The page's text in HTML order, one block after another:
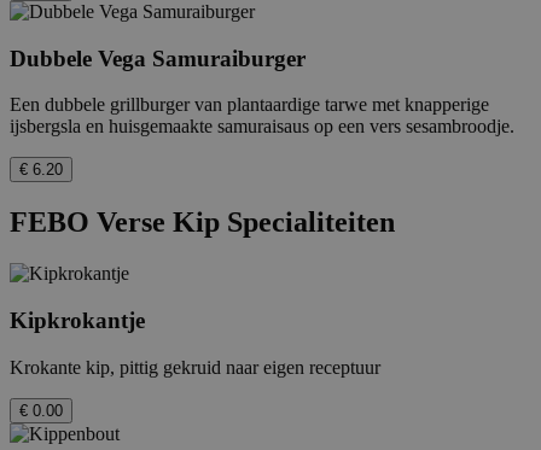
Dubbele Vega Samuraiburger
Een dubbele grillburger van plantaardige tarwe met knapperige
ijsbergsla en huisgemaakte samuraisaus op een vers sesambroodje.
€ 6.20
FEBO Verse Kip Specialiteiten
Kipkrokantje
Krokante kip, pittig gekruid naar eigen receptuur
€ 0.00